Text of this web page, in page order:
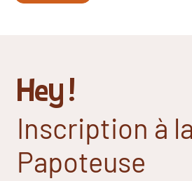
Hey !
Inscription à la
Papoteuse